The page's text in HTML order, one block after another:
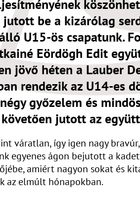
jutott be a kizárólag
U15-ös csapatunk.
Eördögh Edit
jövő héten a Lauber
rendezik az U14-es
győzelem és
jutott az
váratlan, így igen nagy
egyenes ágon bejutott a
amiért nagyon sokat és
az elmúlt hónapokban.